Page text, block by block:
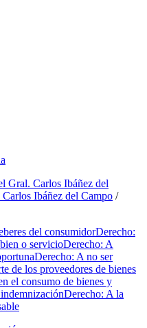
Gral. Carlos Ibáñez del
Ibáñez del Campo /
del consumidorDerecho:
o servicioDerecho: A
Derecho: A no ser
de los proveedores de bienes
el consumo de bienes y
Derecho: A la